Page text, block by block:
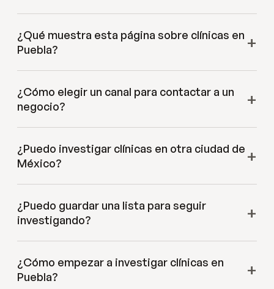
¿Qué muestra esta página sobre clínicas en
Puebla?
¿Cómo elegir un canal para contactar a un
negocio?
¿Puedo investigar clínicas en otra ciudad de
México?
¿Puedo guardar una lista para seguir
investigando?
¿Cómo empezar a investigar clínicas en
Puebla?